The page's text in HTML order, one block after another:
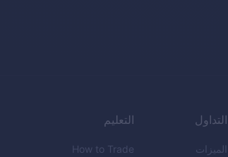
التداول
الميزات
التعليم
How to Trade